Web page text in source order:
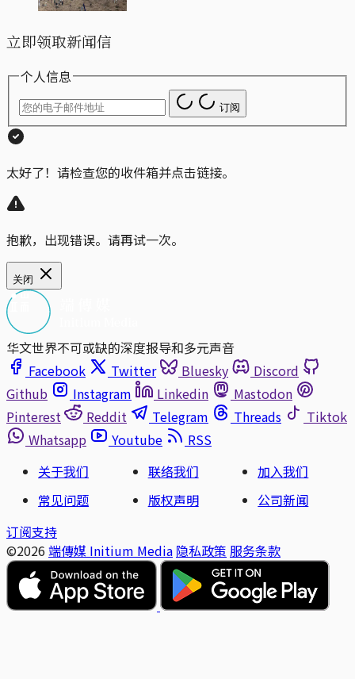
立即领取新闻信
个人信息
订阅
太好了！请检查您的收件箱并点击链接。
抱歉，出现错误。请再试一次。
关闭
华文世界不可或缺的深度报导和多元声音
Facebook
Twitter Bluesky
Discord
Github
Instagram Linkedin
Mastodon
Pinterest
Reddit Telegram Threads
Tiktok
Whatsapp
Youtube
RSS
关于我们
联络我们
加入我们
常见问题
版权声明
公司新闻
订阅支持
©2026 端傳媒 Initium Media 隐私政策 服务条款